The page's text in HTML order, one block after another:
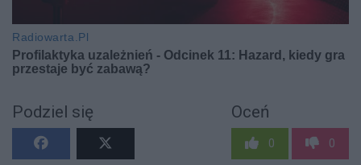
Podziel się Oceń
0 0